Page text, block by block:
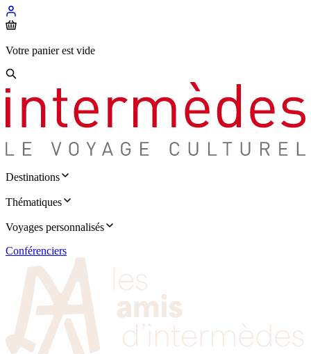
Votre panier est vide
Destinations
Thématiques
Voyages personnalisés
Conférenciers